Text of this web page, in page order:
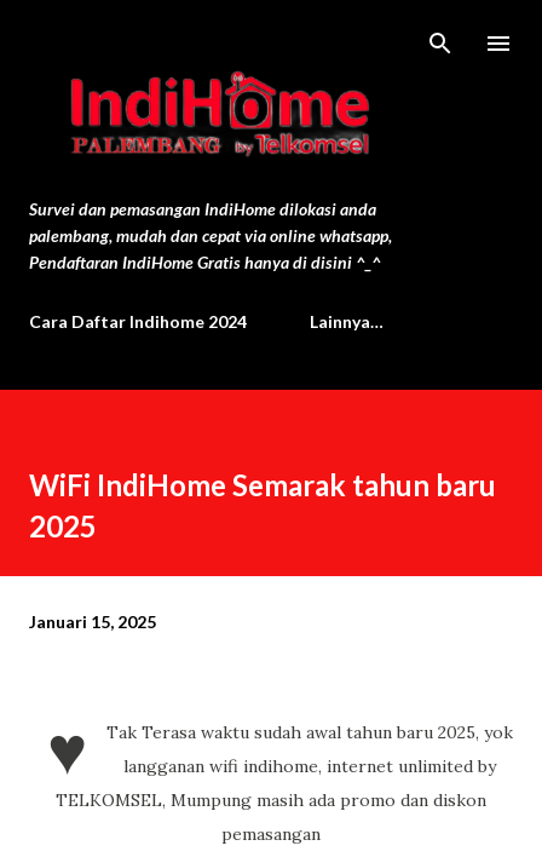
Survei dan pemasangan IndiHome dilokasi anda
palembang, mudah dan cepat via online whatsapp,
Pendaftaran IndiHome Gratis hanya di disini ^_^
Cara Daftar Indihome 2024 Lainnya…
WiFi IndiHome Semarak tahun baru
2025
Januari 15, 2025
♥
Tak Terasa waktu sudah awal tahun baru 2025, yok
langganan wifi indihome, internet unlimited by
TELKOMSEL, Mumpung masih ada promo dan diskon
pemasangan